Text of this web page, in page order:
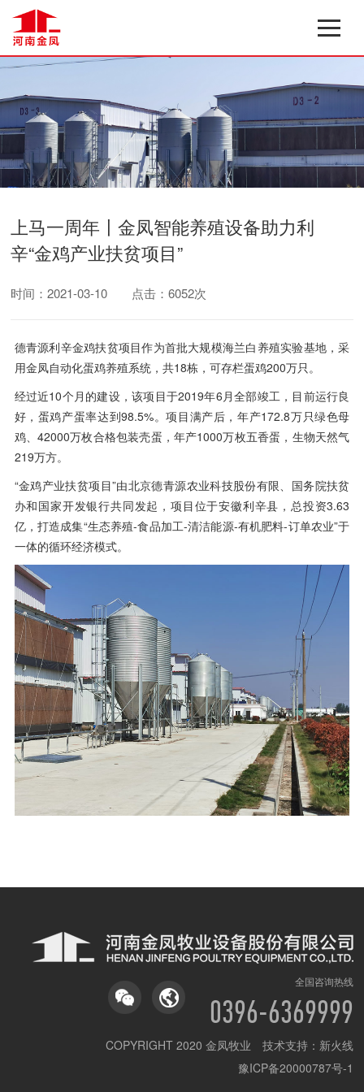
上马一周年〡金凤智能养殖设备助力利
辛“金鸡产业扶贫项目”
时间：2021-03-10 点击：6052次
德青源利辛金鸡扶贫项目作为首批大规模海兰白养殖实验基地，采
用金凤自动化蛋鸡养殖系统，共18栋，可存栏蛋鸡200万只。
经过近10个月的建设，该项目于2019年6月全部竣工，目前运行良
好，蛋鸡产蛋率达到98.5%。项目满产后，年产172.8万只绿色母
鸡、42000万枚合格包装壳蛋，年产1000万枚五香蛋，生物天然气
219万方。
“金鸡产业扶贫项目”由北京德青源农业科技股份有限、国务院扶贫
办和国家开发银行共同发起，项目位于安徽利辛县，总投资3.63
亿，打造成集“生态养殖-食品加工-清洁能源-有机肥料-订单农业”于
一体的循环经济模式。
全国咨询热线
0396-6369999
COPYRIGHT 2020 金凤牧业 技术支持： 新火线
豫ICP备20000787号-1